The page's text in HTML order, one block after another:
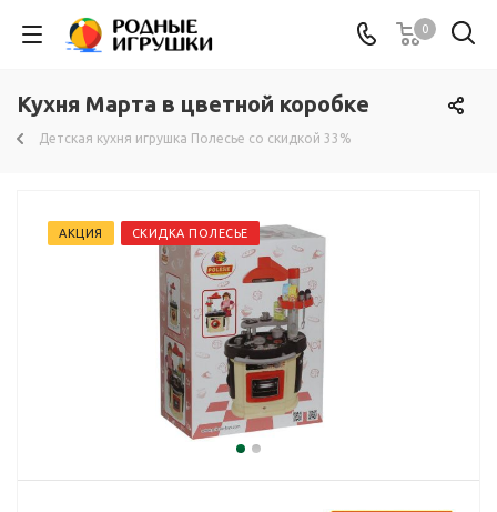
0
Кухня Марта в цветной коробке
Детская кухня игрушка Полесье со скидкой 33%
АКЦИЯ СКИДКА ПОЛЕСЬЕ